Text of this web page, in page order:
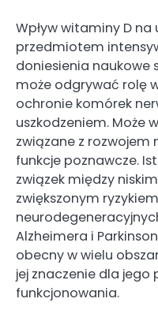
Wpływ witaminy D na
przedmiotem
doniesienia naukowe
może odgrywać rolę
ochronie komórek
uszkodzeniem. Może
związane z rozwojem
funkcje poznawcze.
związek między
zwiększonym
Alzheimera i
obecny w wielu
jej znaczenie dla jego
funkcjonowania.